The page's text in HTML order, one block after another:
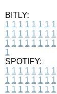
BITLY:
1 1 1 1 1 1 1 1
1 1 1 1 1 1 1 1
1 1 1 1 1 1 1 1
1
SPOTIFY:
1 1 1 1 1 1 1 1
1 1 1 1 1 1 1 1
1 1 1 1 1 1 1 1